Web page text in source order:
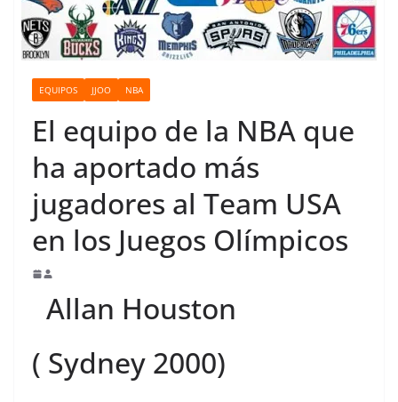
EQUIPOS JJOO NBA
El equipo de la NBA que
ha aportado más
jugadores al Team USA
en los Juegos Olímpicos
Allan Houston
( Sydney 2000)